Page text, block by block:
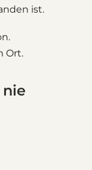
ist.
Ort.